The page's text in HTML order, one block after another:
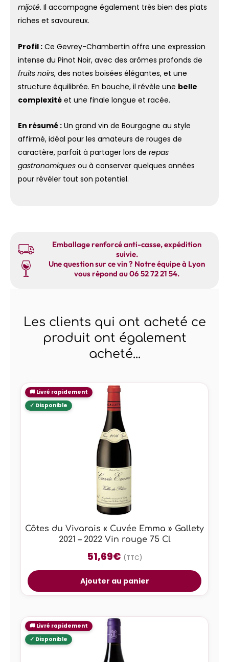
mijoté. Il accompagne également très bien des plats
riches et savoureux.
Profil : Ce Gevrey-Chambertin offre une expression
intense du Pinot Noir, avec des arômes profonds de
fruits noirs, des notes boisées élégantes, et une
structure équilibrée. En bouche, il révèle une belle
complexité et une finale longue et racée.
En résumé : Un grand vin de Bourgogne au style
affirmé, idéal pour les amateurs de rouges de
caractère, parfait à partager lors de repas
gastronomiques ou à conserver quelques années
pour révéler tout son potentiel.
Emballage renforcé anti-casse, expédition
suivie.
Une question sur ce vin ? Notre équipe à Lyon
vous répond au 06 52 72 21 54.
Les clients qui ont acheté ce
produit ont également
acheté...
Côtes du Vivarais « Cuvée Emma » Gallety
2021 – 2022 Vin rouge 75 Cl
51,69€ (TTC)
Ajouter au panier